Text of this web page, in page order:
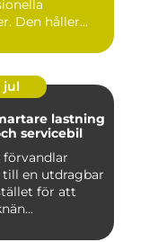
Den håller...
jul
servicebil
förvandlar
en utdragbar
för att